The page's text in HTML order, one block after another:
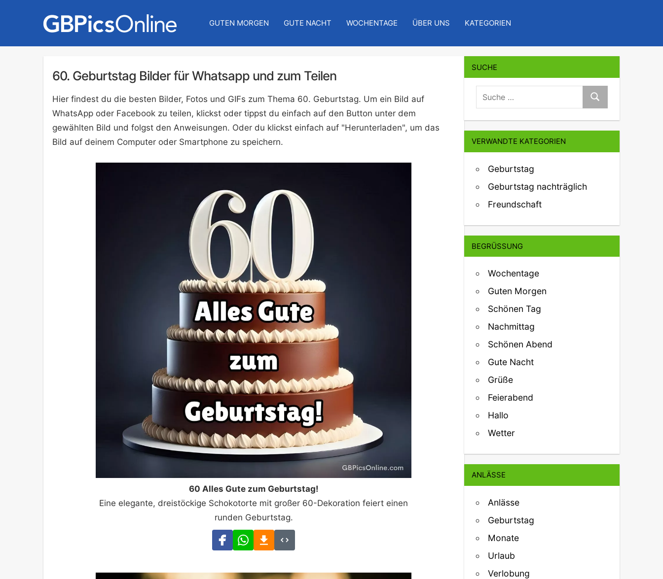
GUTEN MORGEN GUTE NACHT WOCHENTAGE ÜBER UNS KATEGORIEN
60. Geburtstag Bilder für Whatsapp und zum Teilen
Hier findest du die besten Bilder, Fotos und GIFs zum Thema 60. Geburtstag. Um ein Bild auf
WhatsApp oder Facebook zu teilen, klickst oder tippst du einfach auf den Button unter dem
gewählten Bild und folgst den Anweisungen. Oder du klickst einfach auf "Herunterladen", um das
Bild auf deinem Computer oder Smartphone zu speichern.
60 Alles Gute zum Geburtstag!
Eine elegante, dreistöckige Schokotorte mit großer 60-Dekoration feiert einen
runden Geburtstag.
SUCHE
suche:
Suche
VERWANDTE KATEGORIEN
Geburtstag
Geburtstag nachträglich
Freundschaft
BEGRÜSSUNG
Wochentage
Guten Morgen
Schönen Tag
Nachmittag
Schönen Abend
Gute Nacht
Grüße
Feierabend
Hallo
Wetter
ANLÄSSE
Anlässe
Geburtstag
Monate
Urlaub
Verlobung